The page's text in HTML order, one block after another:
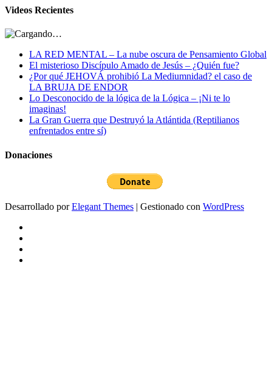
Videos Recientes
LA RED MENTAL – La nube oscura de Pensamiento Global
El misterioso Discípulo Amado de Jesús – ¿Quién fue?
¿Por qué JEHOVÁ prohibió La Mediumnidad? el caso de
LA BRUJA DE ENDOR
Lo Desconocido de la lógica de la Lógica – ¡Ni te lo
imaginas!
La Gran Guerra que Destruyó la Atlántida (Reptilianos
enfrentados entre sí)
Donaciones
Desarrollado porElegant Themes | Gestionado con WordPress